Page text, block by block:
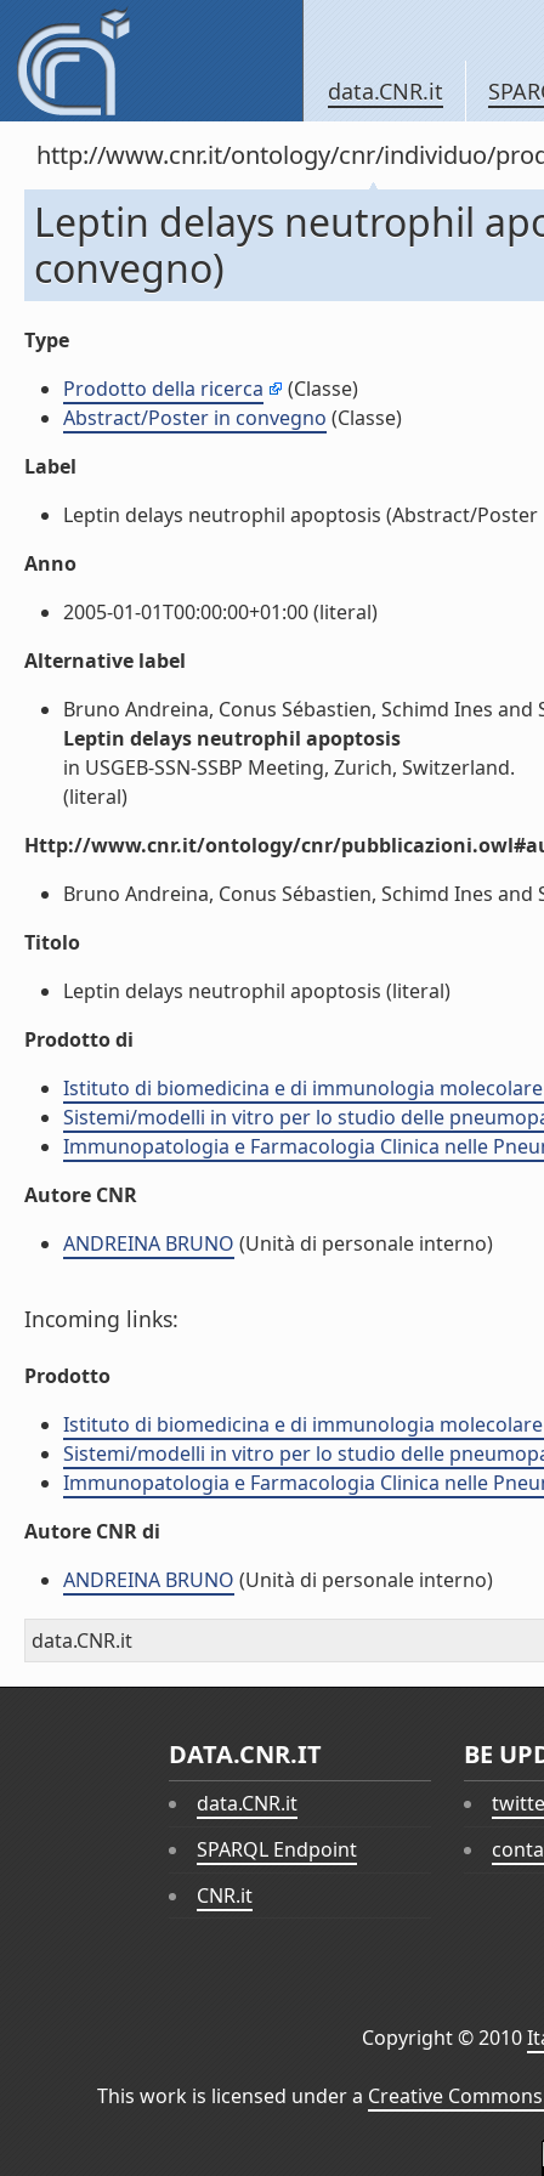
data.CNR.it
http://www.cnr.it/ontology/cnr/individuo/
Leptin delays neutrophil
convegno)
Type
Prodotto della ricerca
(Classe)
Abstract/Poster in convegno (Classe)
Label
Leptin delays neutrophil apoptosis (Abstract/
Anno
2005-01-01T00:00:00+01:00 (literal)
Alternative label
Bruno Andreina, Conus Sébastien, Schimd Ines and
Leptin delays neutrophil apoptosis
in USGEB-SSN-SSBP Meeting, Zurich, Switzerland.
(literal)
Http://www.cnr.it/ontology/cnr/
Bruno Andreina, Conus Sébastien, Schimd Ines and
Titolo
Leptin delays neutrophil apoptosis (literal)
Prodotto di
Istituto di biomedicina e di immunologia
Sistemi/modelli in vitro per lo studio delle
Immunopatologia e Farmacologia Clinica nelle
Autore CNR
ANDREINA BRUNO (Unità di personale interno)
Incoming links:
Prodotto
Istituto di biomedicina e di immunologia
Sistemi/modelli in vitro per lo studio delle
Immunopatologia e Farmacologia Clinica nelle
Autore CNR di
ANDREINA BRUNO (Unità di personale interno)
data.CNR.it
DATA.CNR.IT
data.CNR.it
SPARQL Endpoint
CNR.it
BE
Copyright © 2010
This work is licensed under a Creative